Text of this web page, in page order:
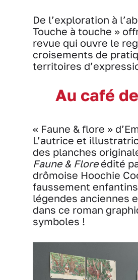
De l’exploration à
Touche à touche »
revue qui ouvre le
croisements de
territoires
Au café
« Faune & flore »
L’autrice et
des planches
Faune & Floreédité
drômoise Hoochie
faussement
légendes anciennes
dans ce roman
symboles !